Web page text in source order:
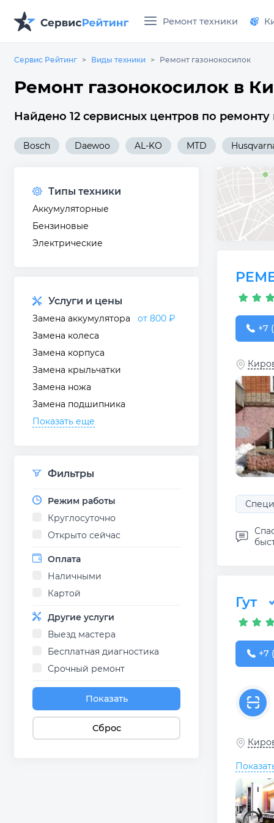
Ремонт техники
Сервис Рейтинг Виды техники Ремонт газонокосилок
Ремонт газонокосилок в
Найдено 12 сервисных центров по
Bosch Daewoo AL-KO MTD
Типы техники
Аккумуляторные
Бензиновые
Электрические
Услуги и цены
Замена аккумулятора
от 800 ₽
Замена колеса
Замена корпуса
Замена крыльчатки
Замена ножа
Замена подшипника
Показать еще
Фильтры
Режим работы
Круглосуточно
Открыто сейчас
Оплата
Наличными
Картой
Другие услуги
Выезд мастера
Бесплатная диагностика
Срочный ремонт
Показать
Сброс
+7+7
Гут
+7+7